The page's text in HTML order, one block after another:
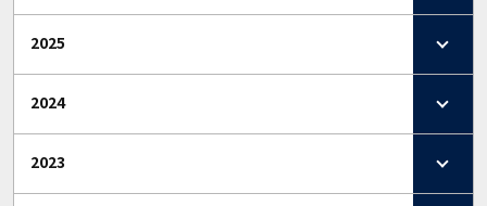
2025
2024
2023